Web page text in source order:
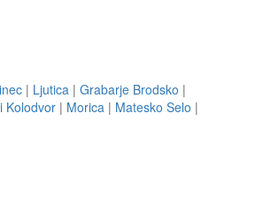
| Ljutica | Grabarje Brodsko |
Kolodvor | Morica | Matesko Selo |